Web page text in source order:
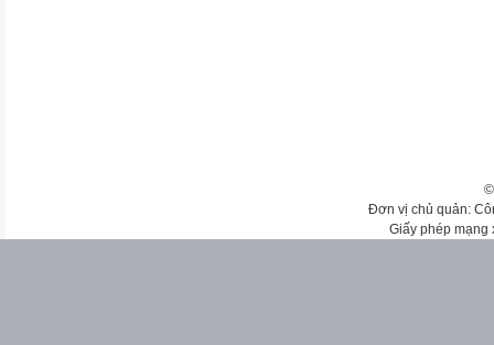
Đơn vị chủ quản:
Giấy phép mạng